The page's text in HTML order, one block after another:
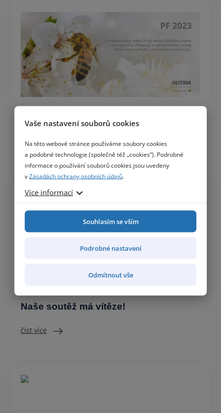
PF 2023
číst více
Naše soutěž má vítěze!
číst více
Vaše nastavení souborů cookies
Na této webové stránce používáme soubory cookies
a podobné technologie (společně též „cookies“). Podrobné
informace o používání souborů cookies jsou uvedeny
vZásadách ochrany osobních údajů.
Více informací
Souhlasím se vším
Podrobné nastavení
Odmítnout vše